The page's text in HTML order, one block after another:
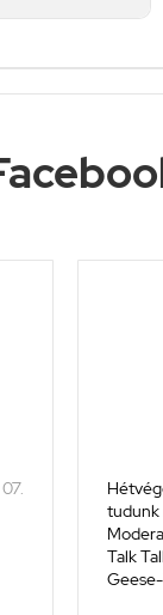
tudunk
Talk